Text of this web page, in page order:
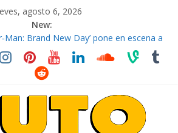
agosto 6, 2026
New:
gana protagonismo a la hora de
Brand New Day’ pone en escena a
edición 47ª, recorre 7 provincias en 8